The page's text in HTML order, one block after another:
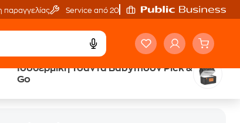
παραγγελίας Service από 20'
Ισοθερμική Τσάντα Babymoov Pick &
Go